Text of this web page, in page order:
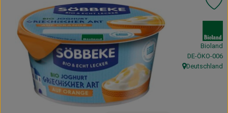
Ökokisten
Obst & Gemüse
Kühltheke
Vorratskammer
Getränke
Bioland
,DE-ÖKO-006
, Herkunft:
Deutschland